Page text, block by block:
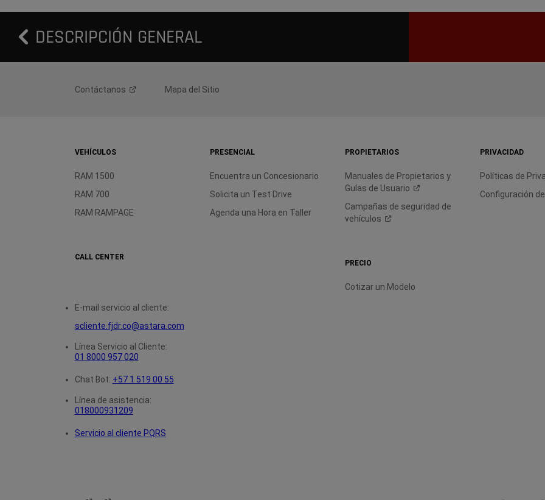
DESCRIPCIÓN GENERAL
Contáctanos Mapa del Sitio
VEHÍCULOS
RAM 1500
RAM 700
RAM RAMPAGE
CALL CENTER
E-mail servicio al cliente:
scliente.fjdr.co@astara.com
Línea Servicio al Cliente:
01 8000 957 020
Chat Bot: +57 1 519 00 55
Línea de asistencia:
018000931209
Servicio al cliente PQRS
PRESENCIAL
Encuentra un Concesionario
Solicita un Test Drive
Agenda una Hora en Taller
PROPIETARIOS
Manuales de Propietarios y
Guías de Usuario
Campañas de seguridad de
vehículos
PRECIO
Cotizar un Modelo
PRIVACIDAD
Políticas de
Configuración